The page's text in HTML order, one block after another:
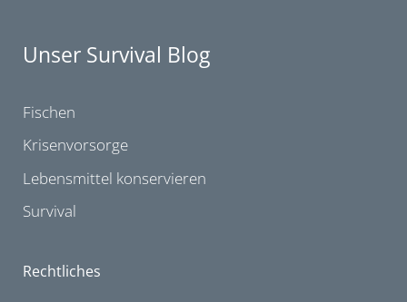
Unser Survival Blog
Fischen
Krisenvorsorge
Lebensmittel konservieren
Survival
Rechtliches